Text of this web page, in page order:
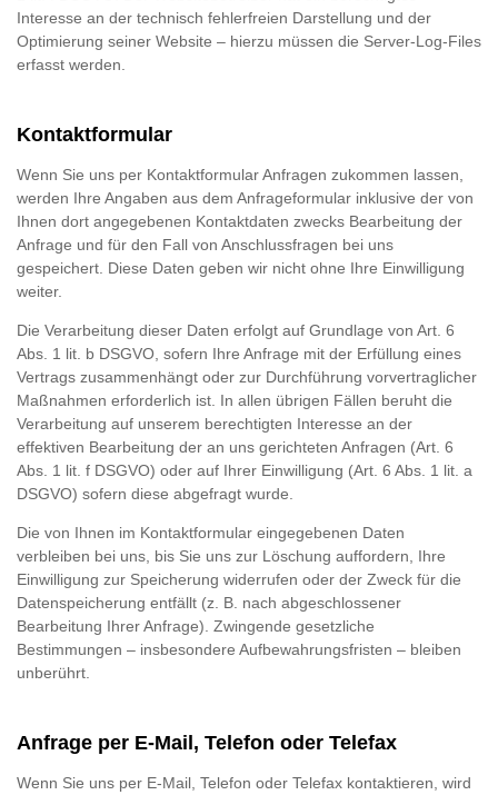
Interesse an der technisch fehlerfreien Darstellung und der
Optimierung seiner Website – hierzu müssen die Server-Log-Files
erfasst werden.
Kontaktformular
Wenn Sie uns per Kontaktformular Anfragen zukommen lassen,
werden Ihre Angaben aus dem Anfrageformular inklusive der von
Ihnen dort angegebenen Kontaktdaten zwecks Bearbeitung der
Anfrage und für den Fall von Anschlussfragen bei uns
gespeichert. Diese Daten geben wir nicht ohne Ihre Einwilligung
weiter.
Die Verarbeitung dieser Daten erfolgt auf Grundlage von Art. 6
Abs. 1 lit. b DSGVO, sofern Ihre Anfrage mit der Erfüllung eines
Vertrags zusammenhängt oder zur Durchführung vorvertraglicher
Maßnahmen erforderlich ist. In allen übrigen Fällen beruht die
Verarbeitung auf unserem berechtigten Interesse an der
effektiven Bearbeitung der an uns gerichteten Anfragen (Art. 6
Abs. 1 lit. f DSGVO) oder auf Ihrer Einwilligung (Art. 6 Abs. 1 lit. a
DSGVO) sofern diese abgefragt wurde.
Die von Ihnen im Kontaktformular eingegebenen Daten
verbleiben bei uns, bis Sie uns zur Löschung auffordern, Ihre
Einwilligung zur Speicherung widerrufen oder der Zweck für die
Datenspeicherung entfällt (z. B. nach abgeschlossener
Bearbeitung Ihrer Anfrage). Zwingende gesetzliche
Bestimmungen – insbesondere Aufbewahrungsfristen – bleiben
unberührt.
Anfrage per E-Mail, Telefon oder Telefax
Wenn Sie uns per E-Mail, Telefon oder Telefax kontaktieren, wird